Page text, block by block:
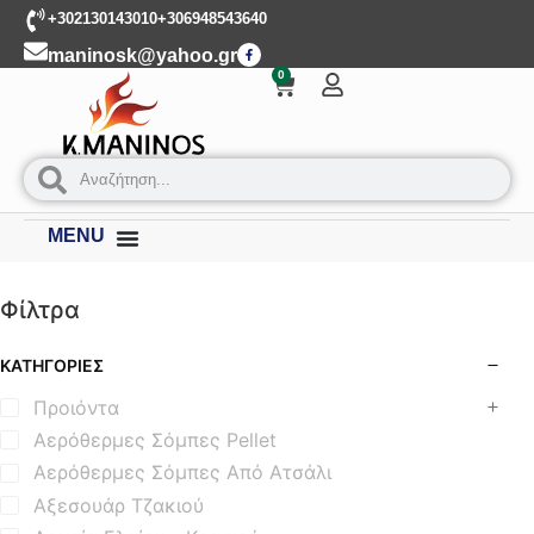
+302130143010+306948543640
maninosk@yahoo.gr
0
MENU
Φίλτρα
ΚΑΤΗΓΟΡΊΕΣ
Προιόντα
Αερόθερμες Σόμπες Pellet
Αερόθερμες Σόμπες Από Ατσάλι
Αξεσουάρ Τζακιού